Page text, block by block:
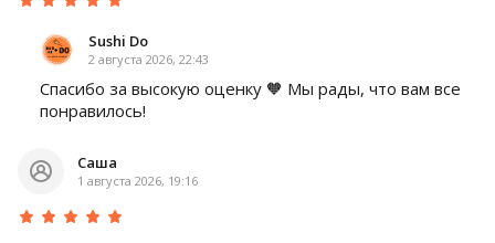
Sushi Do
2 августа 2026, 22:43
Спасибо за высокую оценку 🧡 Мы рады, что вам все
понравилось!
Саша
1 августа 2026, 19:16